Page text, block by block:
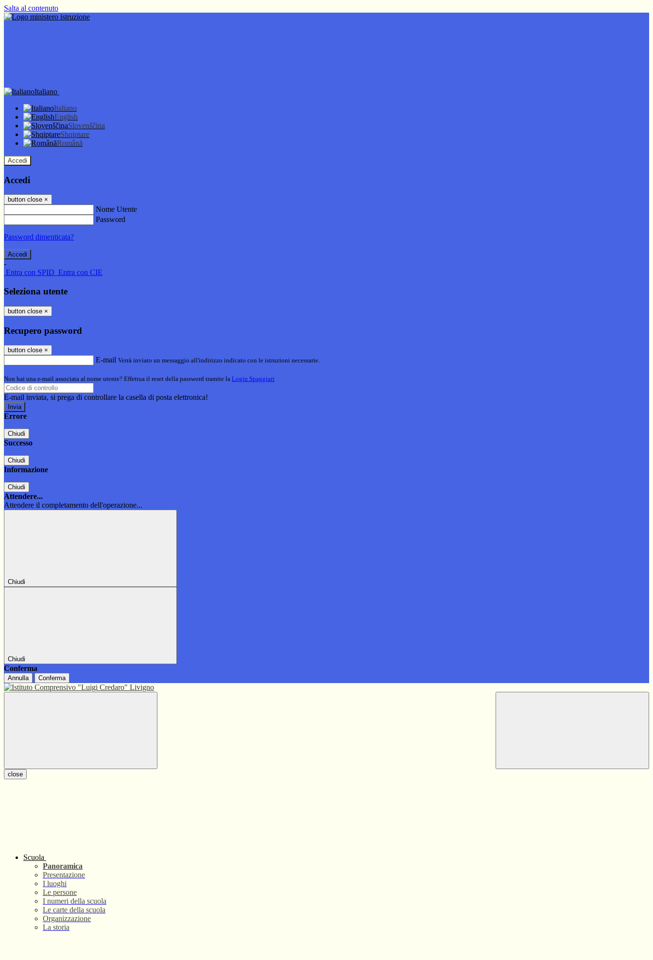
Salta al contenuto
Italiano
Italiano
English
Slovenščina
Shqiptare
Română
Accedi
Accedi
button close ×
Nome Utente
Password
Password dimenticata?
-
Entra con SPID Entra con CIE
Seleziona utente
button close ×
Recupero password
button close ×
E-mail Verrà inviato un messaggio all'indirizzo indicato con le istruzioni necessarie.
Non hai una e-mail associata al nome utente? Effettua il reset della password tramite la Login Spaggiari
E-mail inviata, si prega di controllare la casella di posta elettronica!
Errore
Chiudi
Successo
Chiudi
Informazione
Chiudi
Attendere...
Attendere il completamento dell'operazione...
Chiudi
Chiudi
Conferma
Annulla Conferma
close
Scuola
Panoramica
Presentazione
I luoghi
Le persone
I numeri della scuola
Le carte della scuola
Organizzazione
La storia